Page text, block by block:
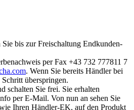
bis zur Freischaltung Endkunden-
per Fax +43 732 777811 7
. Wenn Sie bereits Händler bei
überspringen.
schalten Sie frei. Sie erhalten
per E-Mail. Von nun an sehen Sie
Ihren Händler-EK, auf den Produkt